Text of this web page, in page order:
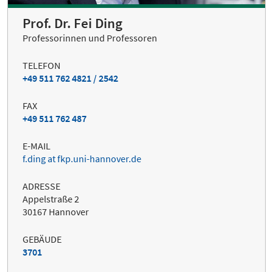
Prof. Dr. Fei Ding
Professorinnen und Professoren
TELEFON
+49 511 762 4821 / 2542
FAX
+49 511 762 487
E-MAIL
f.ding at fkp.uni-hannover.de
ADRESSE
Appelstraße 2
30167 Hannover
GEBÄUDE
3701